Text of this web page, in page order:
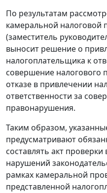
По результатам
камеральной налоговой
(заместитель
выносит решение о
налогоплательщика к
совершение налогового
отказе в привлечении
ответственности за
правонарушения.
Таким образом,
предусматривают
составлять акт
нарушений
рамках камеральной
представленной